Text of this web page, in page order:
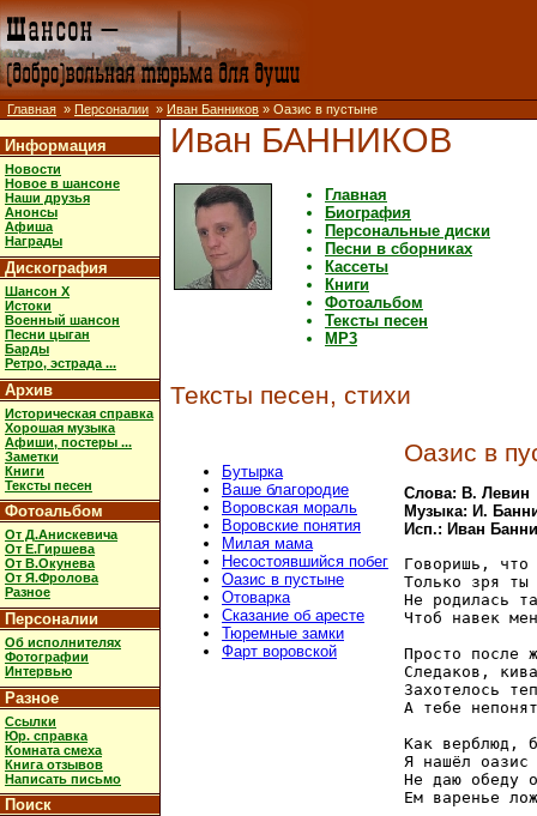
Главная » Персоналии » Иван Банников » Оазис в пустыне
Информация
Новости
Новое в шансоне
Наши друзья
Анонсы
Афиша
Награды
Дискография
Шансон X
Истоки
Военный шансон
Песни цыган
Барды
Ретро, эстрада ...
Архив
Историческая справка
Хорошая музыка
Афиши, постеры ...
Заметки
Книги
Тексты песен
Фотоальбом
От Д.Анискевича
От Е.Гиршева
От В.Окунева
От Я.Фролова
Разное
Персоналии
Об исполнителях
Фотографии
Интервью
Разное
Ссылки
Юр. справка
Комната смеха
Книга отзывов
Написать письмо
Поиск
Иван БАННИКОВ
Главная
Биография
Персональные диски
Песни в сборниках
Кассеты
Книги
Фотоальбом
Тексты песен
MP3
Тексты песен, стихи
Бутырка
Ваше благородие
Воровская мораль
Воровские понятия
Милая мама
Несостоявшийся побег
Оазис в пустыне
Отоварка
Сказание об аресте
Тюремные замки
Фарт воровской
Оазис в
Слова: В. Левин
Музыка: И.
Исп.: Иван
Говоришь,
Только зря ты
Не родилась
Чтоб навек
Просто после
Следаков,
Захотелось
А тебе
Как верблюд,
Я нашёл оазис
Не даю обеду
Ем варенье